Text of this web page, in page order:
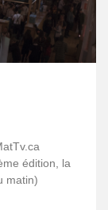
édition, la
matin)